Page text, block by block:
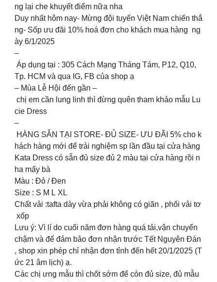
ng lại che khuyết điểm nữa nha ️️
Duy nhất hôm nay- Mừng đội tuyển Việt Nam chiến thắ
ng- Sốp ưu đãi 10% hoá đơn cho khách mua hàng ️ ng
ày 6/1/2025
–
Áp dụng tại : 305 Cách Mạng Tháng Tám, P12, Q10,
Tp. HCM và qua IG, FB của shop ạ ️
– Mùa Lễ Hội đến gần –
chị em cần lung linh thì đừng quên tham khảo mẫu Lu
cie Dress
–
HÀNG SẴN TẠI STORE- ĐỦ SIZE- ƯU ĐÃI 5% cho k
hách hàng mới để trải nghiệm sp lần đầu tại cửa hàng
Kata Dress có sẵn đủ size đủ 2 màu tại cửa hàng rồi n
ha mấy bà
Màu : Đỏ / Đen
Size : S M L XL
Chất vải :tafta dày vừa phải không có giãn , phối vải tơ
xốp
Lưu ý: Vì lí do cuối năm đơn hàng quá tải,vận chuyển
chậm và để đảm bảo đơn nhận trước Tết Nguyên Đán
, shop xin phép chỉ nhận đơn tỉnh đến hết 20/1/2025 (T
ức 21 âm lịch) ạ.
Các chị ưng mẫu thì chốt sớm để còn đủ size, đủ mẫu